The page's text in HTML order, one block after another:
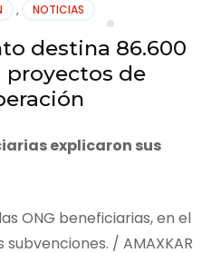
, NOTICIAS
destina 86.600
proyectos de
explicaron sus